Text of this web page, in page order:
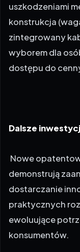
uszkodzeniami
konstrukcja
zintegrowany
wyborem dla
dostępu do
Dalsze
Nowe
demonstrują
dostarczanie
praktycznych
ewoluujące
konsumentów.